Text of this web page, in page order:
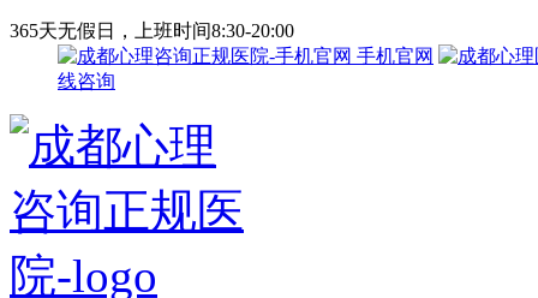
365天无假日，上班时间8:30-20:00
手机官网
线咨询